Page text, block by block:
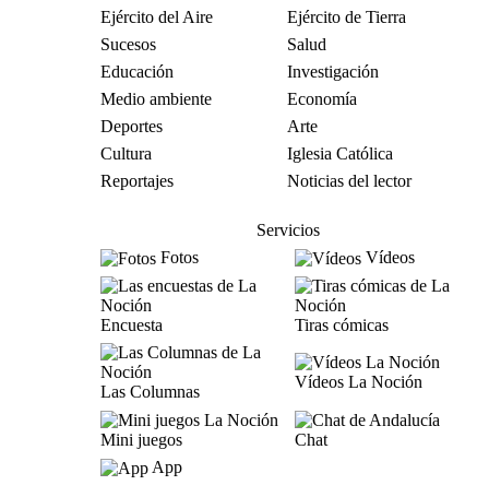
Ejército del Aire
Ejército de Tierra
Sucesos
Salud
Educación
Investigación
Medio ambiente
Economía
Deportes
Arte
Cultura
Iglesia Católica
Reportajes
Noticias del lector
Servicios
Fotos
Vídeos
Encuesta Tiras cómicas
Las Columnas
Vídeos La Noción
Mini juegos
Chat
App